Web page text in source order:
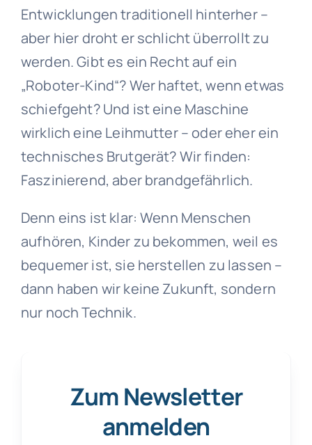
Entwicklungen traditionell hinterher –
aber hier droht er schlicht überrollt zu
werden. Gibt es ein Recht auf ein
„Roboter-Kind“? Wer haftet, wenn etwas
schiefgeht? Und ist eine Maschine
wirklich eine Leihmutter – oder eher ein
technisches Brutgerät? Wir finden:
Faszinierend, aber brandgefährlich.
Denn eins ist klar: Wenn Menschen
aufhören, Kinder zu bekommen, weil es
bequemer ist, sie herstellen zu lassen –
dann haben wir keine Zukunft, sondern
nur noch Technik.
Zum Newsletter
anmelden